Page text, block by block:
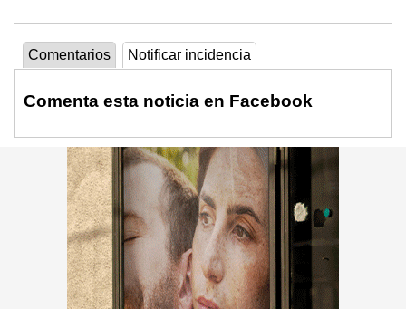
Comentarios Notificar incidencia
Comenta esta noticia en Facebook